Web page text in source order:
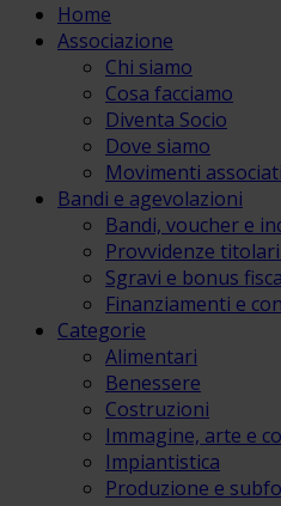
Home
Associazione
Chi siamo
Cosa facciamo
Diventa Socio
Dove siamo
Movimenti
Bandi e agevolazioni
Bandi, voucher e
Provvidenze
Sgravi e bonus
Finanziamenti e
Categorie
Alimentari
Benessere
Costruzioni
Immagine, arte e
Impiantistica
Produzione e